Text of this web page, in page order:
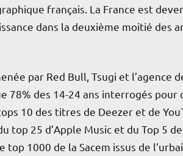
français. La France est
dans la deuxième moitié des
par Red Bull, Tsugi et l’agence
78% des 14-24 ans interrogés
10 des titres de Deezer et de
top 25 d’Apple Music et du Top 5
top 1000 de la Sacem issus de